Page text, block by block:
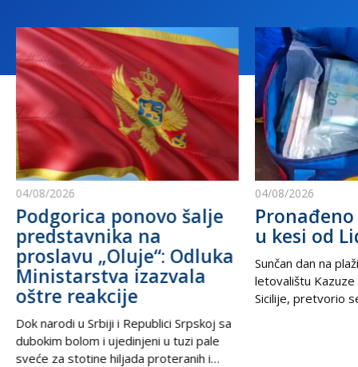
04/08/2026
Podgorica ponovo šalje
predstavnika na
proslavu „Oluje“: Odluka
Ministarstva izazvala
oštre reakcije
Dok narodi u Srbiji i Republici Srpskoj sa
dubokim bolom i ujedinjeni u tuzi pale
sveće za stotine hiljada proteranih i
04/08/2026
Pronađeno
u kesi od
Sunčan dan na
letovalištu Kazuze
Sicilije, pretvorio